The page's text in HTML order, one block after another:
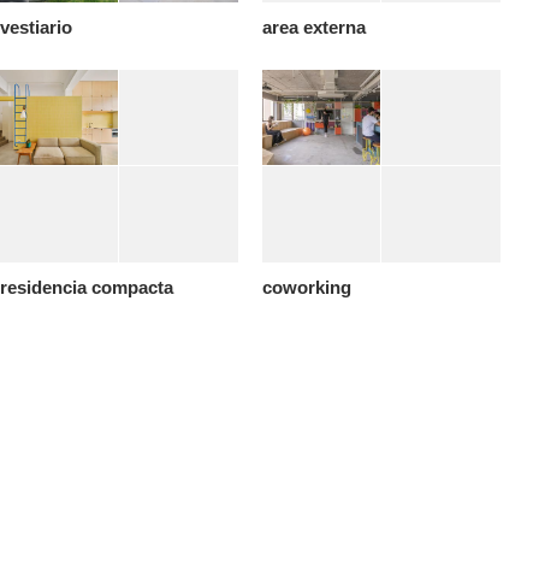
vestiario area externa
residencia compacta coworking